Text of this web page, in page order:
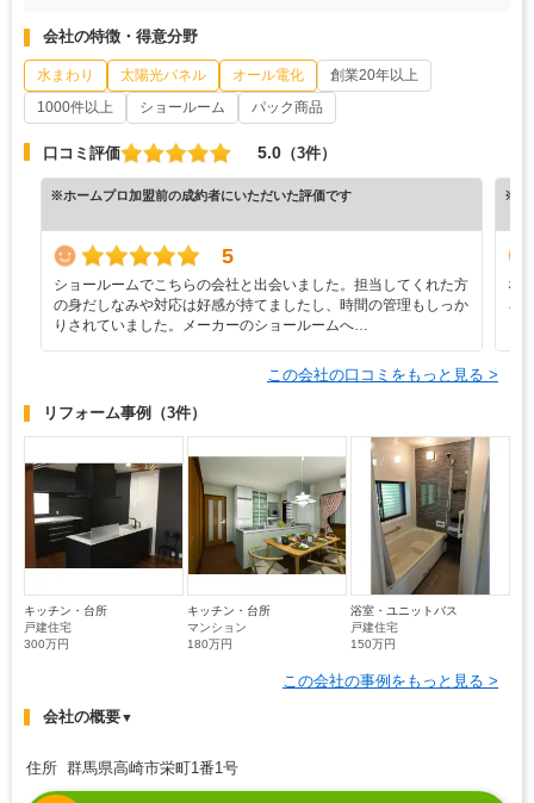
会社の特徴・得意分野
水まわり 太陽光パネル オール電化
創業20年以上
1000件以上
ショールーム パック商品
口コミ評価 5.0 （3件）
※ホームプロ加盟前の成約者にいただいた評価です
5
ショールームでこちらの会社と出会いました。担当してくれた方
の身だしなみや対応は好感が持てましたし、時間の管理もしっか
りされていました。メーカーのショールームへ…
※ホ
な
ろ
この会社の口コミをもっと見る >
リフォーム事例 （3件）
キッチン・台所
戸建住宅
300万円
キッチン・台所
マンション
180万円
浴室・ユニットバス
戸建住宅
150万円
この会社の事例をもっと見る >
会社の概要▼
住所 群馬県高崎市栄町1番1号